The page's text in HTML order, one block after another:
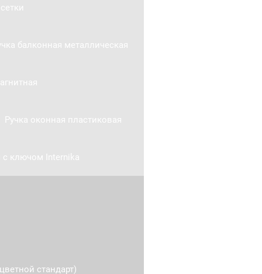
балконная металлическая
Ручка оконная пластиковая
с ключом Internika
стандарт)